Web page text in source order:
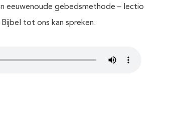
eeuwenoude gebedsmethode – lectio
tot ons kan spreken.